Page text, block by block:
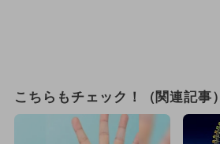
こちらもチェック！（関連記事）